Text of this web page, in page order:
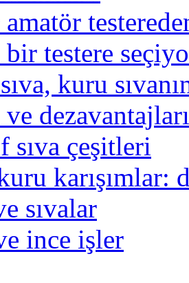
testere
kuru
dezavantajları
sıva çeşitleri
karışımlar:
sıvalar
ince işler